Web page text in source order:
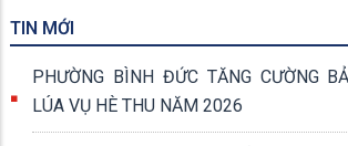
TIN MỚI
PHƯỜNG BÌNH ĐỨC TĂNG CƯỜNG
LÚA VỤ HÈ THU NĂM 2026